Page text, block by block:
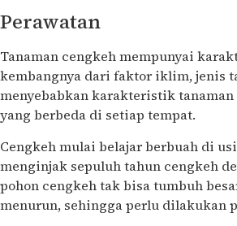
Perawatan
Tanaman cengkeh mempunyai
kembangnya dari faktor iklim, jenis
menyebabkan karakteristik
yang berbeda di setiap tempat.
Cengkeh mulai belajar berbuah di
menginjak sepuluh tahun cengkeh
pohon cengkeh tak bisa tumbuh
menurun, sehingga perlu dilakukan